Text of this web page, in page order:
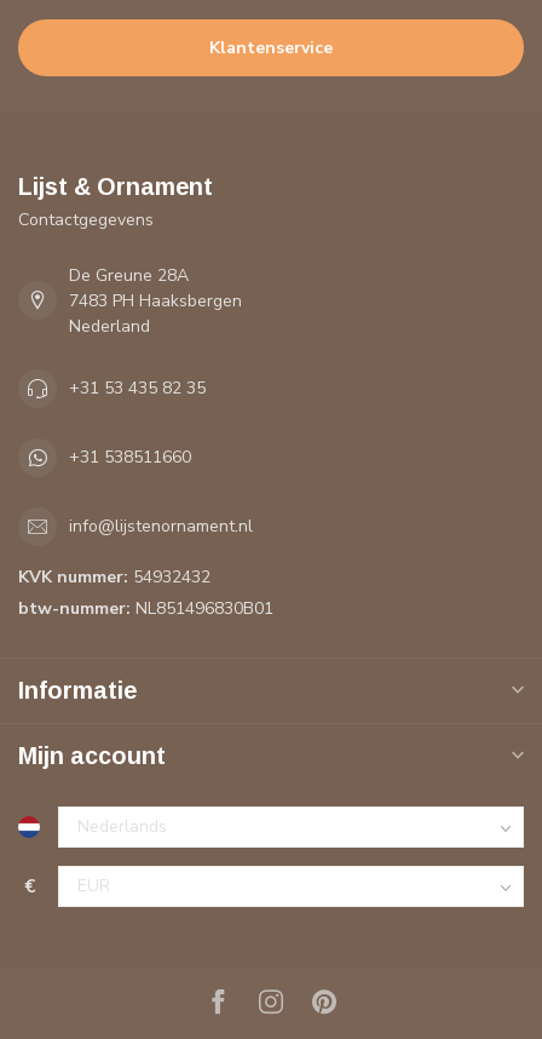
Klantenservice
Lijst & Ornament
Contactgegevens
De Greune 28A
7483 PH Haaksbergen
Nederland
+31 53 435 82 35
+31 538511660
info@lijstenornament.nl
KVK nummer: 54932432
btw-nummer: NL851496830B01
Informatie
Mijn account
€